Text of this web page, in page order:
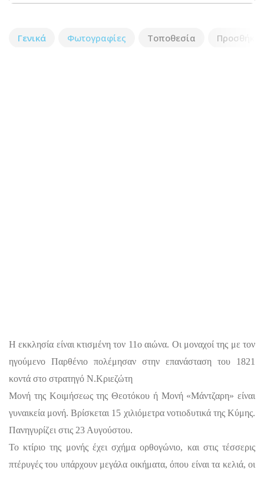
Γενικά Φωτογραφίες Τοποθεσία Προσθήκη
Η εκκλησία είναι κτισμένη τον 11ο αιώνα. Οι μοναχοί της με τον
ηγούμενο Παρθένιο πολέμησαν στην επανάσταση του 1821
κοντά στο στρατηγό Ν.Κριεζώτη
Μονή της Κοιμήσεως της Θεοτόκου ή Μονή «Μάντζαρη» είναι
γυναικεία μονή. Βρίσκεται 15 χιλιόμετρα νοτιοδυτικά της Κύμης.
Πανηγυρίζει στις 23 Αυγούστου.
Το κτίριο της μονής έχει σχήμα ορθογώνιο, και στις τέσσερις
πτέρυγές του υπάρχουν μεγάλα οικήματα, όπου είναι τα κελιά, οι